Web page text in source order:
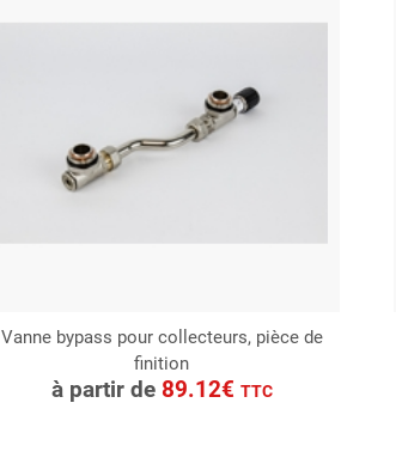
Vanne bypass pour collecteurs, pièce de
finition
à partir de 89.12€ TTC
CONSULTER
Demande de devis